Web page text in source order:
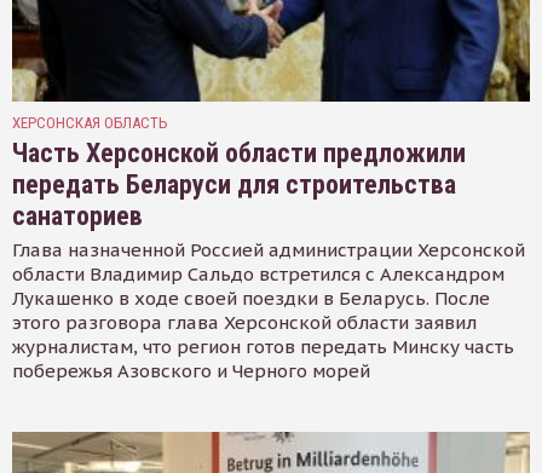
ХЕРСОНСКАЯ ОБЛАСТЬ
Часть Херсонской области предложили
передать Беларуси для строительства
санаториев
Глава назначенной Россией администрации Херсонской
области Владимир Сальдо встретился с Александром
Лукашенко в ходе своей поездки в Беларусь. После
этого разговора глава Херсонской области заявил
журналистам, что регион готов передать Минску часть
побережья Азовского и Черного морей